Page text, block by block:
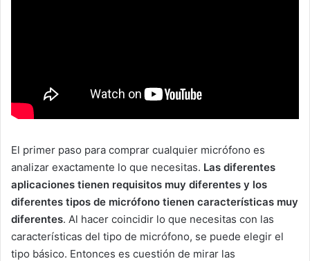
El primer paso para comprar cualquier micrófono es
analizar exactamente lo que necesitas. Las diferentes
aplicaciones tienen requisitos muy diferentes y los
diferentes tipos de micrófono tienen características muy
diferentes. Al hacer coincidir lo que necesitas con las
características del tipo de micrófono, se puede elegir el
tipo básico. Entonces es cuestión de mirar las